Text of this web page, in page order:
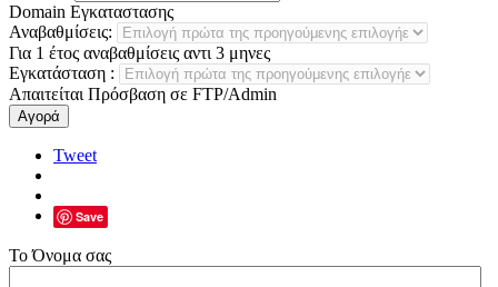
Domain Εγκαταστασης
Αναβαθμίσεις:
Για 1 έτος αναβαθμίσεις αντι 3 μηνες
Εγκατάσταση :
Απαιτείται Πρόσβαση σε FTP/Admin
Αγορά
Tweet
Save
Το Όνομα σας